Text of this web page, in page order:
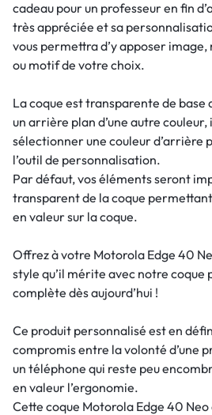
cadeau pour un professeur en fin
très appréciée et sa
vous permettra d’y apposer
ou motif de votre choix.
La coque est transparente de base
un arrière plan d’une autre couleur,
sélectionner une couleur d’arrière
l’outil de personnalisation.
Par défaut, vos éléments seront
transparent de la coque
en valeur sur la coque.
Offrez à votre Motorola Edge 40
style qu’il mérite avec notre coque
complète dès aujourd’hui !
Ce produit personnalisé est en
compromis entre la volonté d’une
un téléphone qui reste peu
en valeur l’ergonomie.
Cette coque Motorola Edge 40